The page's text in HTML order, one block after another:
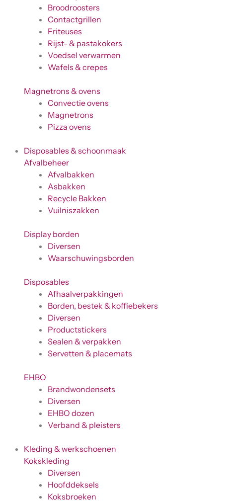
Broodroosters
Contactgrillen
Friteuses
Rijst- & pastakokers
Voedsel verwarmen
Wafels & crepes
Magnetrons & ovens
Convectie ovens
Magnetrons
Pizza ovens
Disposables & schoonmaak
Afvalbeheer
Afvalbakken
Asbakken
Recycle Bakken
Vuilniszakken
Display borden
Diversen
Waarschuwingsborden
Disposables
Afhaalverpakkingen
Borden, bestek & koffiebekers
Diversen
Productstickers
Sealen & verpakken
Servetten & placemats
EHBO
Brandwondensets
Diversen
EHBO dozen
Verband & pleisters
Kleding & werkschoenen
Kokskleding
Diversen
Hoofddeksels
Koksbroeken